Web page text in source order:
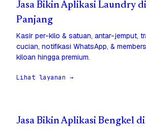
Jasa Bikin Aplikasi Laundry
Panjang
Kasir per-kilo & satuan, antar-jemput,
cucian, notifikasi WhatsApp, &
kiloan hingga premium.
Lihat layanan →
Jasa Bikin Aplikasi Bengkel